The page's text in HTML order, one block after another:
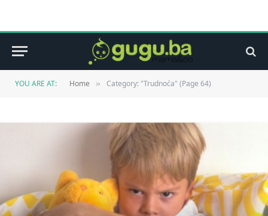
YOU ARE AT: Home » Category: "Trudnoća" (Page 64)